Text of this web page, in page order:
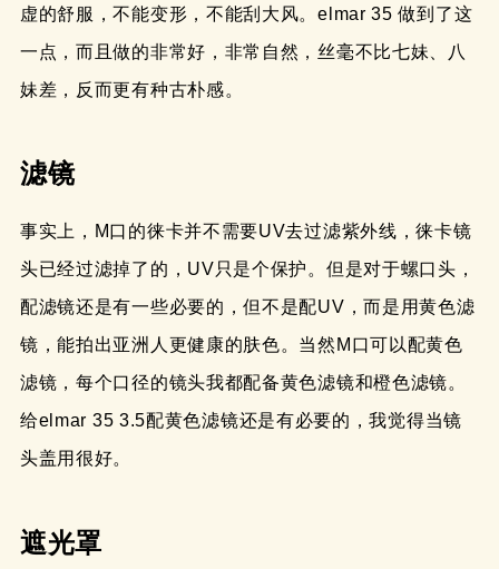
虚的舒服，不能变形，不能刮大风。elmar 35 做到了这
一点，而且做的非常好，非常自然，丝毫不比七妹、八
妹差，反而更有种古朴感。
滤镜
事实上，M口的徕卡并不需要UV去过滤紫外线，徕卡镜
头已经过滤掉了的，UV只是个保护。但是对于螺口头，
配滤镜还是有一些必要的，但不是配UV，而是用黄色滤
镜，能拍出亚洲人更健康的肤色。当然M口可以配黄色
滤镜，每个口径的镜头我都配备黄色滤镜和橙色滤镜。
给elmar 35 3.5配黄色滤镜还是有必要的，我觉得当镜
头盖用很好。
遮光罩